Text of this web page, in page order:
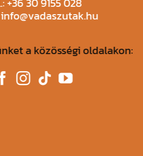
a közösségi oldalakon: